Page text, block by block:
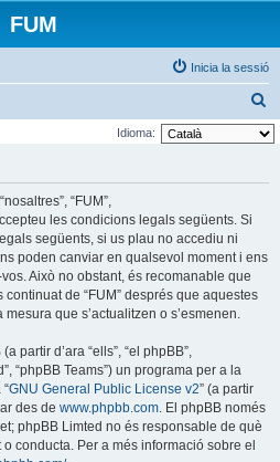
FUM
Inicia la sessió
e
Idioma:
“FUM”,
les condicions legals següents. Si
següents, si us plau no accediu ni
poden canviar en qualsevol moment i ens
Això no obstant, és recomanable que
continuat de “FUM” després que aquestes
que s’actualitzen o s’esmenen.
partir d’ara “ells”, “el phpBB”,
“phpBB Teams”) un programa per a la
GNU General Public License v2” (a partir
des de www.phpbb.com. El phpBB només
phpBB Limted no és responsable de què
conducta. Per a més informació sobre el